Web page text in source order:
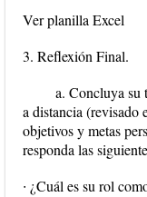
Ver planilla Excel
3. Reflexión Final.
a. Concluya su
a distancia (revisado
objetivos y metas
responda las
∙ ¿Cuál es su rol